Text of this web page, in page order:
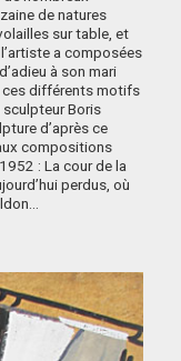
de natures
sur table, et
a composées
à son mari
ces différents motifs
sculpteur Boris
d’après ce
compositions
: La cour de la
perdus, où